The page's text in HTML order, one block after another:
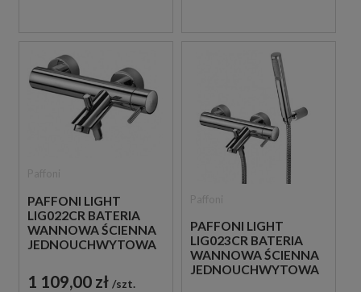
PAFFONI LIGHT
LIG022CR BATERIA
WANNOWA ŚCIENNA
JEDNOUCHWYTOWA
1 109,00 zł szt.
PAFFONI LIGHT
LIG023CR BATERIA
WANNOWA ŚCIENNA
JEDNOUCHWYTOWA